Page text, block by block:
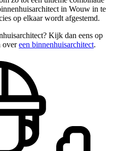
in Wouw in te
op elkaar wordt afgestemd.
Kijk dan eens op
overeen binnenhuisarchitect.